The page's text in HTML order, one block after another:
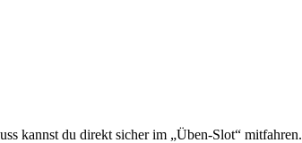
kannst du direkt sicher im „Üben-Slot“ mitfahren.